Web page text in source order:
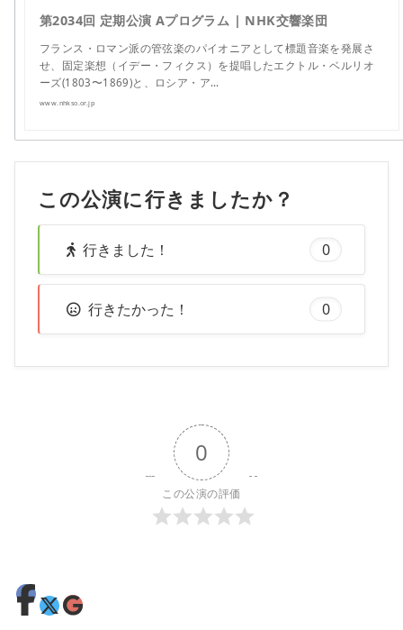
第2034回 定期公演 Aプログラム | NHK交響楽団
フランス・ロマン派の管弦楽のパイオニアとして標題音楽を発展さ
せ、固定楽想（イデー・フィクス）を提唱したエクトル・ベルリオ
ーズ(1803〜1869)と、ロシア・ア…
www.nhkso.or.jp
この公演に行きましたか？
行きました！ 0
行きたかった！ 0
0
この公演の評価